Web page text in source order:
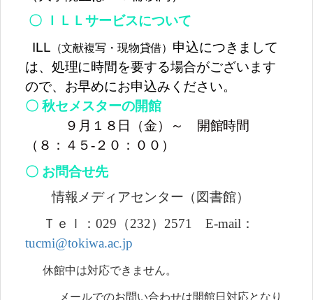
〇 ＩＬＬサービスについて
ILL （文献複写・現物貸借） 申込につきまして
は、処理に時間を要する場合がございます
ので、お早めにお申込みください。
〇 秋セメスターの開館
９月１８日（金）～ 開館時間
（８：４５-２０：００）
〇 お問合せ先
情報メディアセンター（図書館）
Ｔｅｌ： 029 （232） 2571 E-mail ：
tucmi@tokiwa.ac.jp
休館中は対応できません。
メールでのお問い合わせは開館日対応となり